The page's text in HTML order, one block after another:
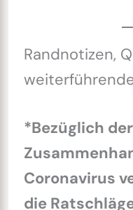
Randnotizen,
*Bezüglich
Coronavirus
die